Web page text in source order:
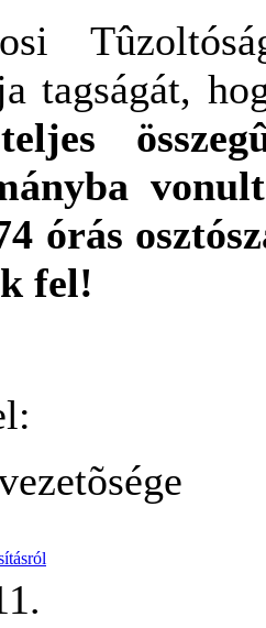
tagságát,
órás
fel!